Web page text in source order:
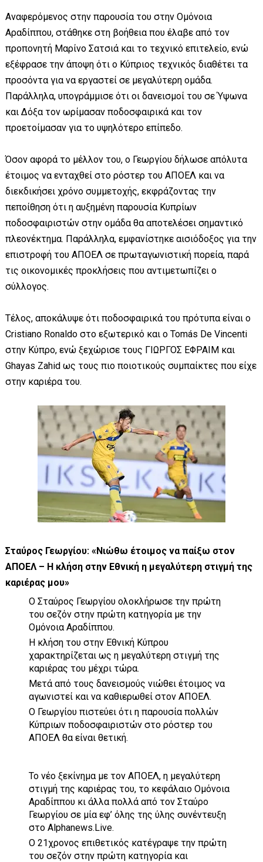
Αναφερόμενος στην παρουσία του στην Ομόνοια
Αραδίππου, στάθηκε στη βοήθεια που έλαβε από τον
προπονητή Μαρίνο Σατσιά και το τεχνικό επιτελείο, ενώ
εξέφρασε την άποψη ότι ο Κύπριος τεχνικός διαθέτει τα
προσόντα για να εργαστεί σε μεγαλύτερη ομάδα.
Παράλληλα, υπογράμμισε ότι οι δανεισμοί του σε Ύψωνα
και Δόξα τον ωρίμασαν ποδοσφαιρικά και τον
προετοίμασαν για το υψηλότερο επίπεδο.
Όσον αφορά το μέλλον του, ο Γεωργίου δήλωσε απόλυτα
έτοιμος να ενταχθεί στο ρόστερ του ΑΠΟΕΛ και να
διεκδικήσει χρόνο συμμετοχής, εκφράζοντας την
πεποίθηση ότι η αυξημένη παρουσία Κυπρίων
ποδοσφαιριστών στην ομάδα θα αποτελέσει σημαντικό
πλεονέκτημα. Παράλληλα, εμφανίστηκε αισιόδοξος για την
επιστροφή του ΑΠΟΕΛ σε πρωταγωνιστική πορεία, παρά
τις οικονομικές προκλήσεις που αντιμετωπίζει ο
σύλλογος.
Τέλος, αποκάλυψε ότι ποδοσφαιρικά του πρότυπα είναι ο
Cristiano Ronaldo στο εξωτερικό και ο Tomás De Vincenti
στην Κύπρο, ενώ ξεχώρισε τους ΓΙΩΡΓΟΣ ΕΦΡΑΙΜ και
Ghayas Zahid ως τους πιο ποιοτικούς συμπαίκτες που είχε
στην καριέρα του.
Σταύρος Γεωργίου: «Νιώθω έτοιμος να παίξω στον
ΑΠΟΕΛ – Η κλήση στην Εθνική η μεγαλύτερη στιγμή της
καριέρας μου»
Ο Σταύρος Γεωργίου ολοκλήρωσε την πρώτη
του σεζόν στην πρώτη κατηγορία με την
Ομόνοια Αραδίππου.
Η κλήση του στην Εθνική Κύπρου
χαρακτηρίζεται ως η μεγαλύτερη στιγμή της
καριέρας του μέχρι τώρα.
Μετά από τους δανεισμούς νιώθει έτοιμος να
αγωνιστεί και να καθιερωθεί στον ΑΠΟΕΛ.
Ο Γεωργίου πιστεύει ότι η παρουσία πολλών
Κύπριων ποδοσφαιριστών στο ρόστερ του
ΑΠΟΕΛ θα είναι θετική.
Το νέο ξεκίνημα με τον ΑΠΟΕΛ, η μεγαλύτερη
στιγμή της καριέρας του, το κεφάλαιο Ομόνοια
Αραδίππου κι άλλα πολλά από τον Σταύρο
Γεωργίου σε μία εφ’ όλης της ύλης συνέντευξη
στο Alphanews.Live.
Ο 21χρονος επιθετικός κατέγραψε την πρώτη
του σεζόν στην πρώτη κατηγορία και